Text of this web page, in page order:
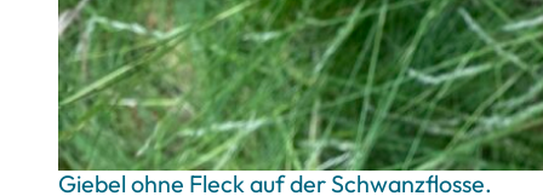
Giebel ohne Fleck auf der Schwanzflosse.